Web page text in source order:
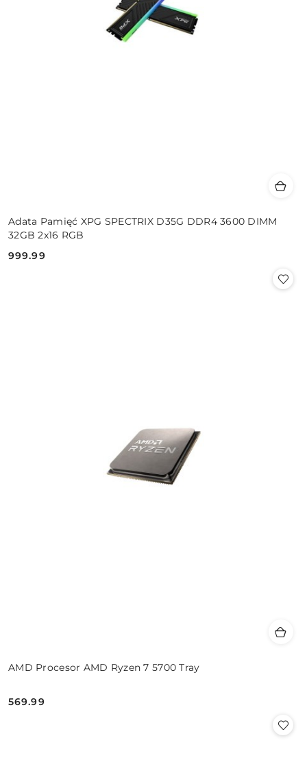
Adata Pamięć XPG SPECTRIX D35G DDR4 3600 DIMM
32GB 2x16 RGB
Cena:
999.99
AMD Procesor AMD Ryzen 7 5700 Tray
Cena:
569.99